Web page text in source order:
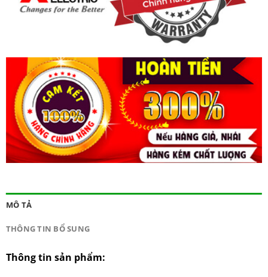
MÔ TẢ
THÔNG TIN BỔ SUNG
Thông tin sản phẩm: